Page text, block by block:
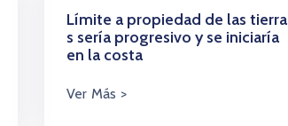
Límite a propiedad de las tierra
s sería progresivo y se iniciaría
en la costa